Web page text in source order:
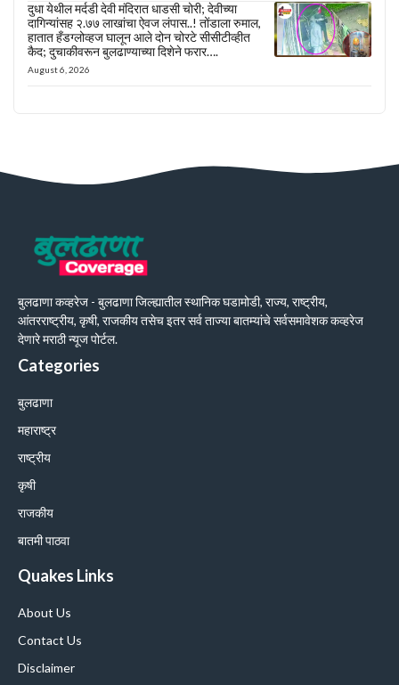
दुधा येथील मर्दडी देवी मंदिरात धाडसी चोरी; देवीच्या
दागिन्यांसह २.७७ लाखांचा ऐवज लंपास..! तोंडाला रुमाल,
हातात हँडग्लोव्हज घालून आले दोन चोरटे सीसीटीव्हीत
कैद; दुचाकीवरून बुलढाण्याच्या दिशेने फरार….
August 6, 2026
बुलढाणा कव्हरेज - बुलढाणा जिल्ह्यातील स्थानिक घडामोडी, राज्य, राष्ट्रीय,
आंतरराष्ट्रीय, कृषी, राजकीय तसेच इतर सर्व ताज्या बातम्यांचे सर्वसमावेशक कव्हरेज
देणारे मराठी न्यूज पोर्टल.
Categories
बुलढाणा
महाराष्ट्र
राष्ट्रीय
कृषी
राजकीय
बातमी पाठवा
Quakes Links
About Us
Contact Us
Disclaimer